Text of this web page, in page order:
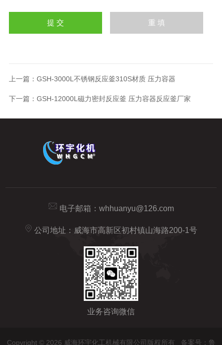
上一篇： GSH-3000L不锈钢反应釜310S材质 压力容器
下一篇： GSH-12000L磁力密封反应釜 压力容器反应釜厂家
电子邮箱： whhuanyu@126.com
公司地址：威海市高新区初村镇山海路200-1号
业务咨询微信
Copyright © 2026 威海环宇化工机械有限公司版权所有 备案号：鲁